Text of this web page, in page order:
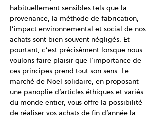
habituellement sensibles tels que la
provenance, la méthode de fabrication,
l’impact environnemental et social de nos
achats sont bien souvent négligés. Et
pourtant, c’est précisément lorsque nous
voulons faire plaisir que l’importance de
ces principes prend tout son sens. Le
marché de Noël solidaire, en proposant
une panoplie d’articles éthiques et variés
du monde entier, vous offre la possibilité
de réaliser vos achats de fin d’année la